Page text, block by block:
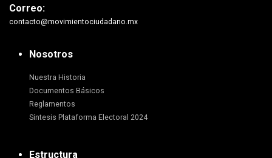
Correo:
contacto@movimientociudadano.mx
Nosotros
Nuestra Historia
Documentos Básicos
Reglamentos
Síntesis Plataforma Electoral 2024
Estructura